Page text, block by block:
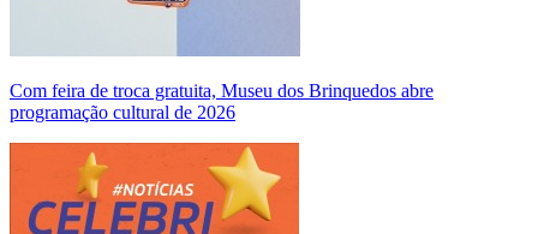
Com feira de troca gratuita, Museu dos Brinquedos abre
programação cultural de 2026